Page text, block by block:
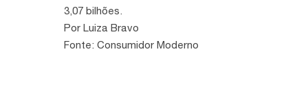
3,07 bilhões.
Por Luiza Bravo
Fonte: Consumidor Moderno